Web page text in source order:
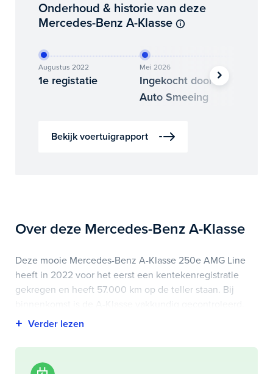
Onderhoud & historie van deze
Mercedes-Benz A-Klasse
Augustus 2022
1e registatie
Mei 2026
Ingekocht door
Auto Smeeing
Bekijk voertuigrapport
Over deze Mercedes-Benz A-Klasse
Deze mooie Mercedes-Benz A-Klasse 250e AMG Line
heeft in 2022 voor het eerst een kentekenregistratie
gekregen en heeft 57.000 km op de teller staan. Bij
Het voertuigrapport is op deze pagina bij onderhoud en
Highlights van deze Mercedes-Benz zijn onder andere